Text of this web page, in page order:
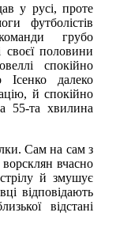
у русі, проте
футболістів
грубо
половини
спокійно
далеко
й спокійно
55-та хвилина
Сам на сам з
вчасно
й змушує
відповідають
відстані